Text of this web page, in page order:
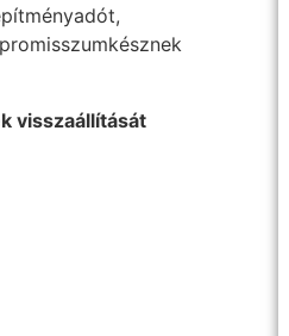
visszaállítását